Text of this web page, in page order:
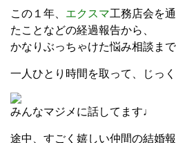
この１年、 エクスマ工務店会を
たことなどの経過報告から、
かなりぶっちゃけた悩み相談まで
一人ひとり時間を取って、じっく
みんなマジメに話してます♩
途中、すごく嬉しい仲間の結婚報